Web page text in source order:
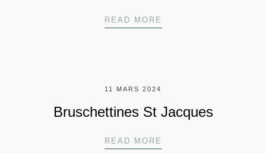
READ MORE
11 MARS 2024
Bruschettines St Jacques
READ MORE